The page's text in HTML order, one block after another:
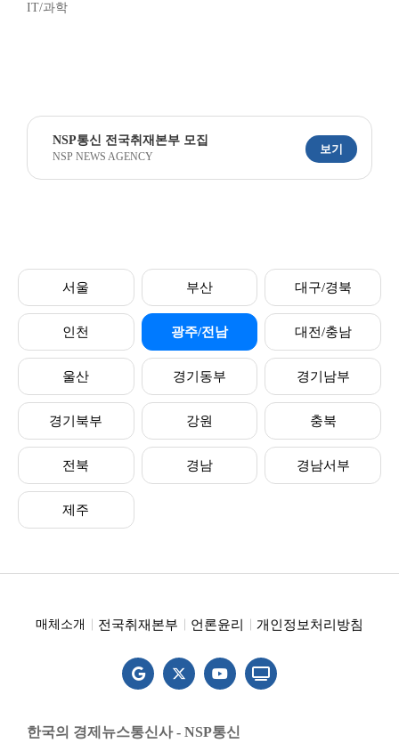
IT/과학
NSP통신 전국취재본부 모집
NSP NEWS AGENCY
보기
서울 부산 대구/경북
인천 광주/전남 대전/충남
울산 경기동부 경기남부
경기북부 강원 충북
전북 경남 경남서부
제주
매체소개 전국취재본부 언론윤리 개인정보처리방침
한국의 경제뉴스통신사 - NSP통신